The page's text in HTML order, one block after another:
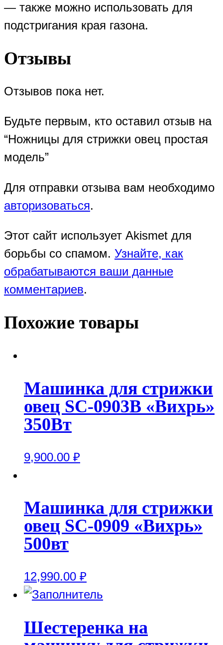
— также можно использовать для
подстригания края газона.
Отзывы
Отзывов пока нет.
Будьте первым, кто оставил отзыв на
“Ножницы для стрижки овец простая
модель”
Для отправки отзыва вам необходимо
авторизоваться.
Этот сайт использует Akismet для
борьбы со спамом. Узнайте, как
обрабатываются ваши данные
комментариев.
Похожие товары
Машинка для стрижки
овец SC-0903B «Вихрь»
350Вт
9,900.00 ₽
Машинка для стрижки
овец SC-0909 «Вихрь»
500вт
12,990.00 ₽
Шестеренка на